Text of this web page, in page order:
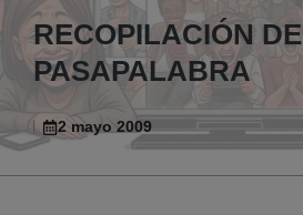
RECOPILACIÓN DE
PASAPALABRA
2 mayo 2009